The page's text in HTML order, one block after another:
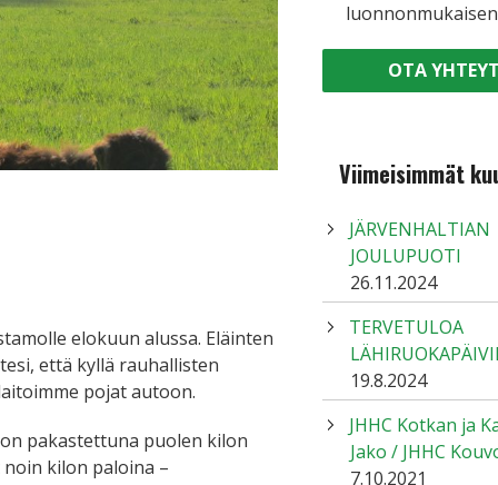
elokuun alussa. Eläinten
että kyllä rauhallisten
pojat autoon.
pakastettuna puolen kilon
kilon paloina –
OTA
Viimeisimmät
JÄRVENHALTIAN
JOULUPUOTI
26.11.2024
TERVETULOA
19.8.2024
JHHC Kotkan ja
Jako / JHHC
7.10.2021